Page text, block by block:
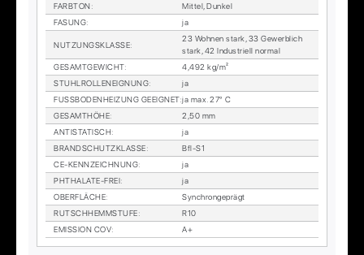
FARB­TON:
Mit­tel, Dun­kel
FA­SUNG: ja
NUT­ZUNGS­KLAS­SE:
23 Woh­nen stark, 33 Ge­werb­lich
stark, 42 In­dus­tri­ell nor­mal
GE­SAMT­GE­WICHT:
4,492 kg/m²
STUHL­ROL­LEN­EIG­NUNG:
ja
FUSS­BO­DEN­HEI­ZUNG GE­EIG­NET:ja max. 27° C
GE­SAMT­HÖ­HE:
2,50 mm
AN­TI­STA­TISCH:
ja
BRAND­SCHUTZ­KLAS­SE:
Bfl-S1
CE-KENN­ZEICH­NUNG:
ja
PHTHA­LA­TE-FREI:
ja
OBER­FLÄ­CHE:
Syn­chron­ge­prägt
RUTSCH­HEMM­STU­FE:
R10
EMIS­SI­ON COV: A+